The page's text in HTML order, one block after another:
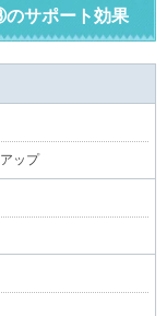
のサポート効果
ップ